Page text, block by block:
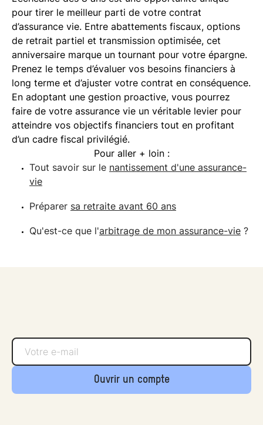
pour tirer le meilleur parti de votre contrat
d’assurance vie. Entre abattements fiscaux, options
de retrait partiel et transmission optimisée, cet
anniversaire marque un tournant pour votre épargne.
Prenez le temps d’évaluer vos besoins financiers à
long terme et d’ajuster votre contrat en conséquence.
En adoptant une gestion proactive, vous pourrez
faire de votre assurance vie un véritable levier pour
atteindre vos objectifs financiers tout en profitant
d’un cadre fiscal privilégié.
Pour aller + loin :
Tout savoir sur le nantissement d'une assurance-
vie
Préparer sa retraite avant 60 ans
Qu'est-ce que l'arbitrage de mon assurance-vie ?
Ouvrir un compte